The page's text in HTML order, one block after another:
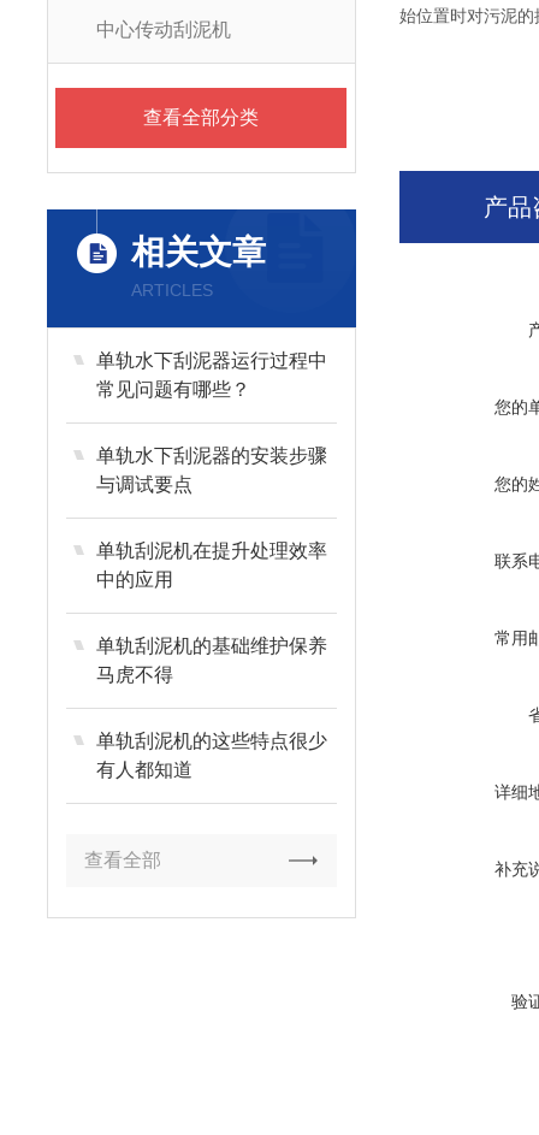
中心传动刮泥机
查看全部分类
相关文章
ARTICLES
单轨水下刮泥器运行过程中
常见问题有哪些？
单轨水下刮泥器的安装步骤
与调试要点
单轨刮泥机在提升处理效率
中的应用
单轨刮泥机的基础维护保养
马虎不得
单轨刮泥机的这些特点很少
有人都知道
查看全部
始位置时对污泥
产品
您的
您的
联系
常用
详细
补充
验